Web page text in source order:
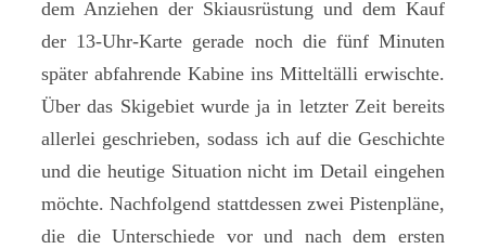
dem Anziehen der Skiausrüstung und dem Kauf
der 13-Uhr-Karte gerade noch die fünf Minuten
später abfahrende Kabine ins Mitteltälli erwischte.
Über das Skigebiet wurde ja in letzter Zeit bereits
allerlei geschrieben, sodass ich auf die Geschichte
und die heutige Situation nicht im Detail eingehen
möchte. Nachfolgend stattdessen zwei Pistenpläne,
die die Unterschiede vor und nach dem ersten